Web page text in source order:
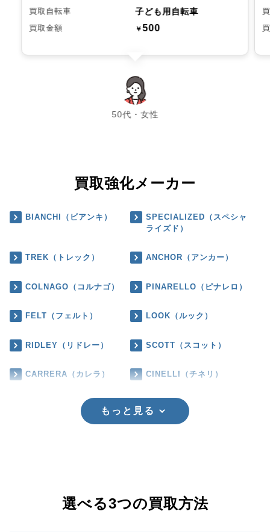
買取自転車 子ども用自転車
買取金額 ￥500
50代・女性
chevron_left chevron_right
買取強化メーカー
BIANCHI（ビアンキ）
SPECIALIZED（スペシャ
ライズド）
TREK（トレック） ANCHOR（アンカー）
COLNAGO（コルナゴ） PINARELLO（ピナレロ）
FELT（フェルト） LOOK（ルック）
RIDLEY（リドレー） SCOTT（スコット）
CARRERA（カレラ） CINELLI（チネリ）
もっと見る
選べる3つの買取方法